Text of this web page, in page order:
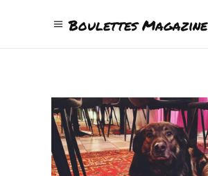
Boulettes Magazine